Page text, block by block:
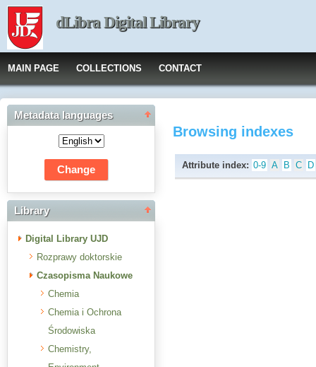
dLibra Digital Library
MAIN PAGE COLLECTIONS CONTACT
Metadata languages
Library
Digital Library UJD
Rozprawy doktorskie
Czasopisma Naukowe
Chemia
Chemia i Ochrona
Środowiska
Chemistry,
Browsing indexes
Attribute index: 0-9 A B C D